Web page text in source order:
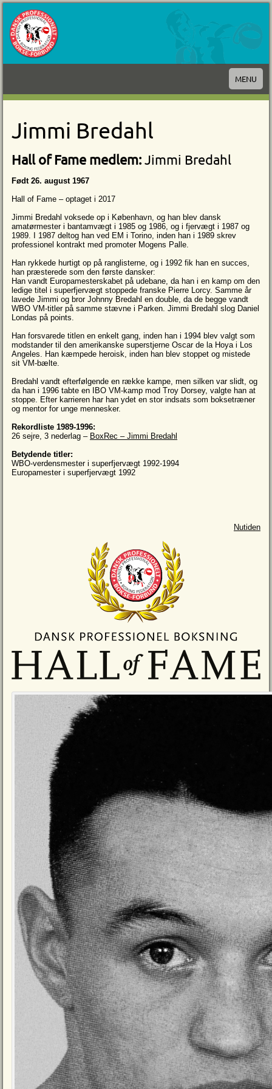
MENU
Jimmi Bredahl
Hall of Fame medlem:Jimmi Bredahl
Født 26. august 1967
Hall of Fame – optaget i 2017
Jimmi Bredahl voksede op i København, og han blev dansk
amatørmester i bantamvægt i 1985 og 1986, og i fjervægt i 1987 og
1989. I 1987 deltog han ved EM i Torino, inden han i 1989 skrev
professionel kontrakt med promoter Mogens Palle.
Han rykkede hurtigt op på ranglisterne, og i 1992 fik han en succes,
han præsterede som den første dansker:
Han vandt Europamesterskabet på udebane, da han i en kamp om den
ledige titel i superfjervægt stoppede franske Pierre Lorcy. Samme år
lavede Jimmi og bror Johnny Bredahl en double, da de begge vandt
WBO VM-titler på samme stævne i Parken. Jimmi Bredahl slog Daniel
Londas på points.
Han forsvarede titlen en enkelt gang, inden han i 1994 blev valgt som
modstander til den amerikanske superstjerne Oscar de la Hoya i Los
Angeles. Han kæmpede heroisk, inden han blev stoppet og mistede
sit VM-bælte.
Bredahl vandt efterfølgende en række kampe, men silken var slidt, og
da han i 1996 tabte en IBO VM-kamp mod Troy Dorsey, valgte han at
stoppe. Efter karrieren har han ydet en stor indsats som boksetræner
og mentor for unge mennesker.
Rekordliste 1989-1996:
26 sejre, 3 nederlag – BoxRec – Jimmi Bredahl
Betydende titler:
WBO-verdensmester i superfjervægt 1992-1994
Europamester i superfjervægt 1992
Nutiden